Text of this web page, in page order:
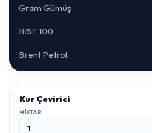
Gram Gümüş
BIST 100
Brent Petrol
Kur Çevirici
MIKTAR